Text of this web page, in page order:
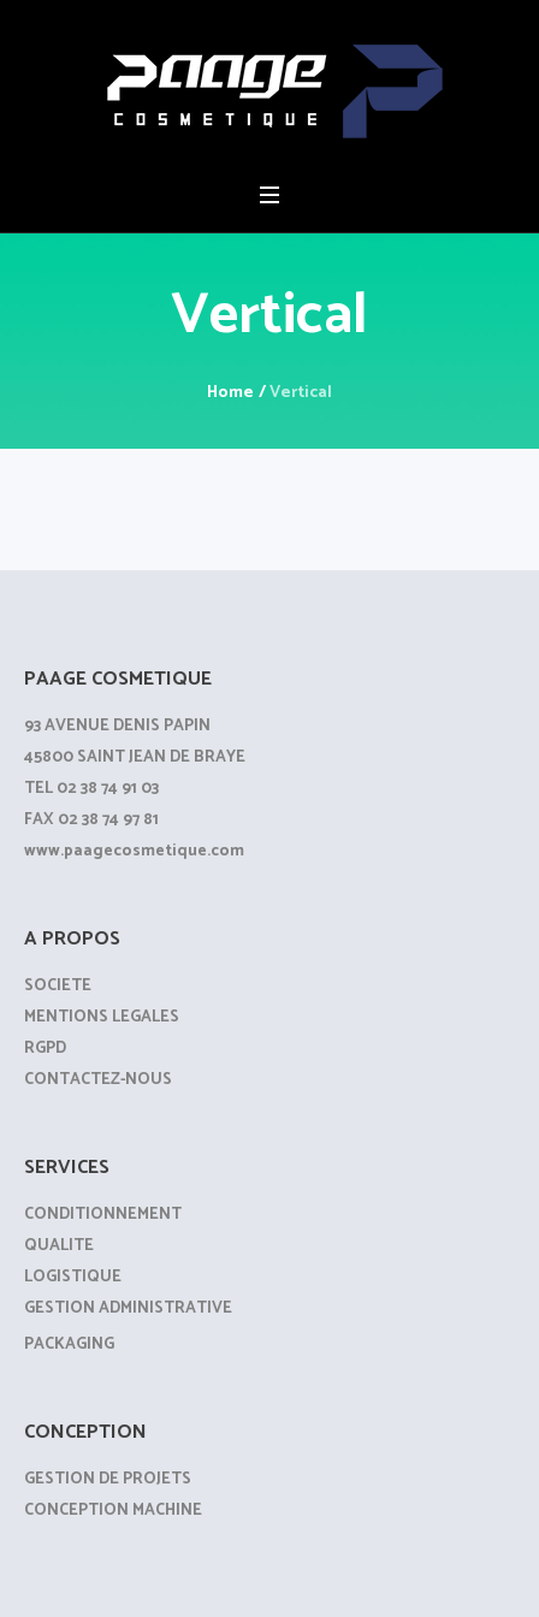
Vertical
Home /Vertical
PAAGE COSMETIQUE
93 AVENUE DENIS PAPIN
45800 SAINT JEAN DE BRAYE
TEL 02 38 74 91 03
FAX 02 38 74 97 81
www.paagecosmetique.com
A PROPOS
SOCIETE
MENTIONS LEGALES
RGPD
CONTACTEZ-NOUS
SERVICES
CONDITIONNEMENT
QUALITE
LOGISTIQUE
GESTION ADMINISTRATIVE
PACKAGING
CONCEPTION
GESTION DE PROJETS
CONCEPTION MACHINE